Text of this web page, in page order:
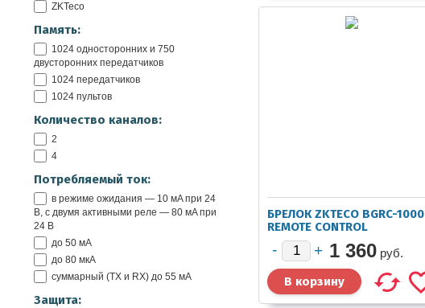
ZKTeco
Память:
1024 односторонних и 750
двусторонних передатчиков
1024 передатчиков
1024 пультов
Количество каналов:
2
4
Потребляемый ток:
в режиме ожидания — 10 мA при 24
В, с двумя активными реле — 80 мA при
24 В
до 50 мА
до 80 мкA
суммарный (TX и RX) до 55 мА
Защита:
БРЕЛОК ZKTECO BGRC-1000
REMOTE CONTROL
1 360 руб.